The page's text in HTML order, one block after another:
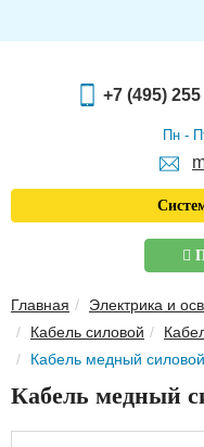
ОТДЕЛОЧНЫЕ
ЭЛЕКТРИКА И
ЗВУКОИЗОЛЯЦИЯ
ТЕПЛОИЗОЛЯЦИЯ
О компании
+7 (495) 255
Пн -
Главная Электрика и
Кабель силовой
Кабель медный
Кабель медный